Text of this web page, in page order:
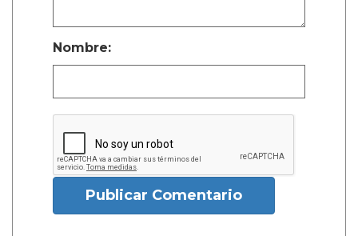
Nombre:
Publicar Comentario